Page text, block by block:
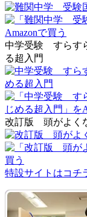
中学受験 すらす
る超入門
改訂版 頭がよく
特設サイトはコチ